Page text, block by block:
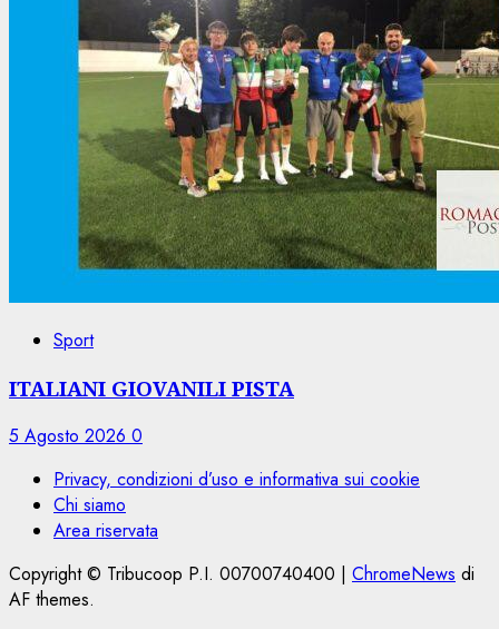
Sport
ITALIANI GIOVANILI PISTA
5 Agosto 2026 0
Privacy, condizioni d’uso e informativa sui cookie
Chi siamo
Area riservata
Copyright © Tribucoop P.I. 00700740400 | ChromeNews di
AF themes.